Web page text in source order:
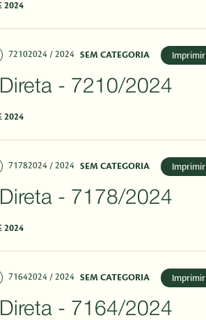
2024
72102024 / 2024 SEM CATEGORIA Imprimir
- 7210/2024
2024
71782024 / 2024 SEM CATEGORIA Imprimir
- 7178/2024
2024
71642024 / 2024 SEM CATEGORIA Imprimir
- 7164/2024